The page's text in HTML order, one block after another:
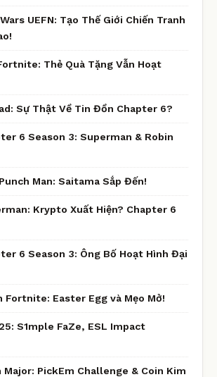
UEFN: Tạo Thế Giới Chiến Tranh
Thẻ Quà Tặng Vẫn Hoạt
Sự Thật Về Tin Đồn Chapter 6?
6 Season 3: Superman & Robin
Man: Saitama Sắp Đến!
Krypto Xuất Hiện? Chapter 6
6 Season 3: Ông Bố Hoạt Hình Đại
Fortnite: Easter Egg và Mẹo Mở!
S1mple FaZe, ESL Impact
Major: PickEm Challenge & Coin Kim